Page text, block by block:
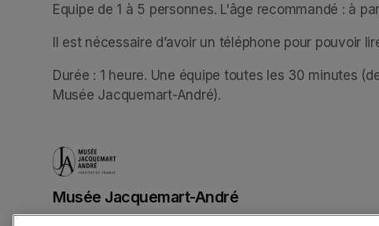
Equipe de 1 à 5 personnes. L'âge recommandé : à
Il est nécessaire d’avoir un téléphone pour pouvoir
Durée : 1 heure. Une équipe toutes les 30 minutes
Musée Jacquemart-André).
Musée Jacquemart-André